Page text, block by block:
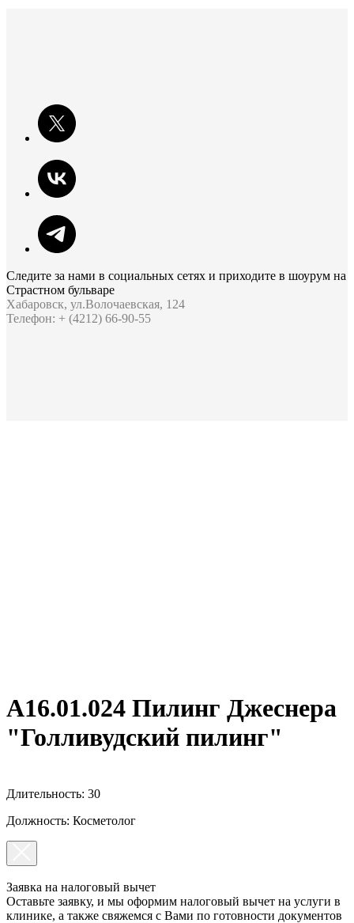
Следите за нами в социальных сетях и приходите в шоурум на
Страстном бульваре
Хабаровск, ул.Волочаевская, 124
Телефон: + (4212) 66-90-55
А16.01.024 Пилинг Джеснера
"Голливудский пилинг"
Длительность: 30
Должность: Косметолог
Заявка на налоговый вычет
Оставьте заявку, и мы оформим налоговый вычет на услуги в
клинике, а также свяжемся с Вами по готовности документов